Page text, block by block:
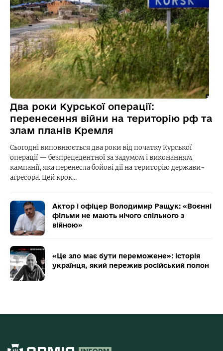
Два роки Курської операції:
перенесення війни на територію рф та
злам планів Кремля
Сьогодні виповнюється два роки від початку Курської
операції — безпрецедентної за задумом і виконанням
кампанії, яка перенесла бойові дії на територію держави-
агресора. Цей крок…
Актор і офіцер Володимир Ращук: «Воєнні
фільми не мають нічого спільного з
війною»
«Це зло має бути переможене»: історія
українця, який пережив російський полон